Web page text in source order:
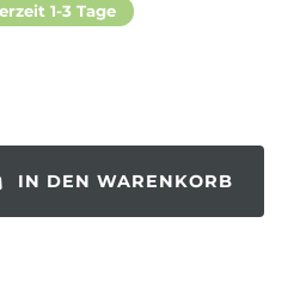
1-3 Tage
IN DEN WARENKORB